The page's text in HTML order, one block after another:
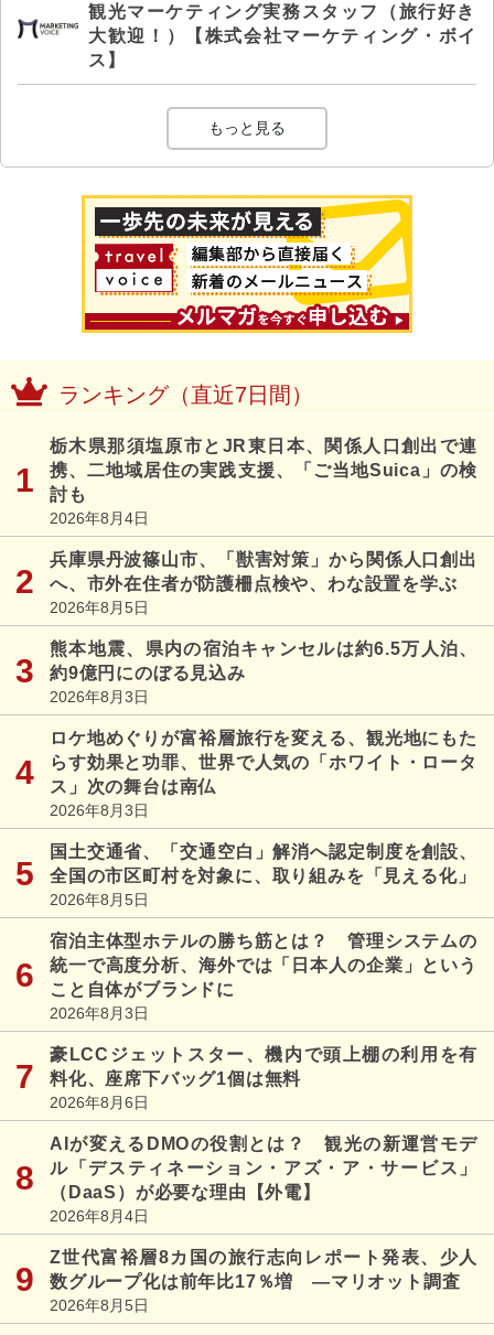
観光マーケティング実務スタッフ（旅行好き
大歓迎！）【株式会社マーケティング・ボイ
ス】
もっと見る
ランキング（直近7日間）
栃木県那須塩原市とJR東日本、関係人口創出で連
携、二地域居住の実践支援、「ご当地Suica」の検
討も
2026年8月4日
兵庫県丹波篠山市、「獣害対策」から関係人口創出
へ、市外在住者が防護柵点検や、わな設置を学ぶ
2026年8月5日
熊本地震、県内の宿泊キャンセルは約6.5万人泊、
約9億円にのぼる見込み
2026年8月3日
ロケ地めぐりが富裕層旅行を変える、観光地にもた
らす効果と功罪、世界で人気の「ホワイト・ロータ
ス」次の舞台は南仏
2026年8月3日
国土交通省、「交通空白」解消へ認定制度を創設、
全国の市区町村を対象に、取り組みを「見える化」
2026年8月5日
宿泊主体型ホテルの勝ち筋とは？ 管理システムの
統一で高度分析、海外では「日本人の企業」という
こと自体がブランドに
2026年8月3日
豪LCCジェットスター、機内で頭上棚の利用を有
料化、座席下バッグ1個は無料
2026年8月6日
AIが変えるDMOの役割とは？ 観光の新運営モデ
ル「デスティネーション・アズ・ア・サービス」
（DaaS）が必要な理由【外電】
2026年8月4日
Z世代富裕層8カ国の旅行志向レポート発表、少人
数グループ化は前年比17％増 ―マリオット調査
2026年8月5日